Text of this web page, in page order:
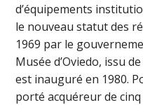
d’équipements
le nouveau statut des
1969 par le
Musée d’Oviedo, issu
est inauguré en 1980.
porté acquéreur de